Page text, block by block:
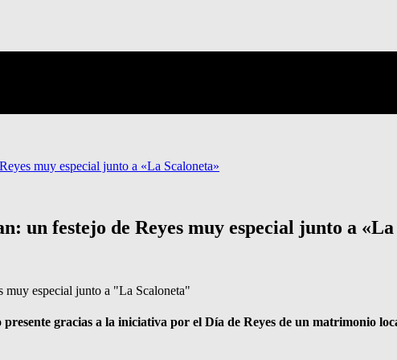
muy especial junto a «La Scaloneta»
un festejo de Reyes muy especial junto a «La
presente gracias a la iniciativa por el Día de Reyes de un matrimonio